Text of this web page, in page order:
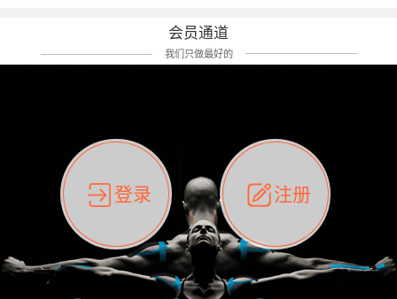
痛影响走路。当天疼痛部贴了EDF和胃十字，膝
关节贴了半月板贴布。第2天第12肋部的EDF和
消失，贴布也没有出现进一步瘙痒过敏。而膝
关节的半月板贴布张力用的100%，但自始至终
它都很坚强的贴着，没有出现过任何瘙痒的迹
象。不同的条件下，同一个身体，不同的部位
皮肤的敏感度也有不同。因此我们KINESIO要做
的，是在研发生产过程中竭尽全力的降低致敏
性，减少贴布本身带来的致敏率。那到底是什
么原因引起的过敏瘙痒呢？我整理了以下内容
仅供大家参考，希望能给予大家帮助。首先我
以激发身体的自然愈合能力。 通常，药物会削
弱细胞因子的作用，单方面还会引起副作用的
症状。 与此相比，Kinesio肌内效贴创造了细
的控制仍有许多未知。 细胞因子是一种酵素，
各种各样的酵素起着适当的作用，为细胞创造
了适合居住的环境。 在现代医学上，这种细胞
因子是一种酶的观点往往被否定，但在体内有
有毒细菌和无毒细菌，它们起着保持身体平衡
的作用。 Kinesio肌内效贴不像药物那样在短时
间内表现出症状，而是通过花费时间创造一个
对身体没有伤害（副作用等）的环境来减轻症
状。 但是，由于营养、精神、运动的平衡被破
状，而是指贴布本身很重量，以及贴布刺激的
类型。贴布的应用充分利用了体内由间质液组
成的自然流体力学的流体层。这种轻微的刺激
间，还可以在单片贴布上提供支持和深度刺
激。通过对间质液的适当控制，可以连接皮下
筋膜，对关节进行非常轻柔的刺激，增加患部
的治疗区域。 snowflake“雪花”贴布不会妨碍皮
肤上下左右运动，有效的辅助修复关节周围组
织的筋膜。它可以作用于关节或肌肉表面，释
放压力，刺激深层筋膜。“雪花”贴扎疗法是一
种可以改变肌肉、筋膜和间质液之间自然流动
关系的方法。 间质液间质被称为人体的新器
会员通道
我们只做最好的
登录 注册